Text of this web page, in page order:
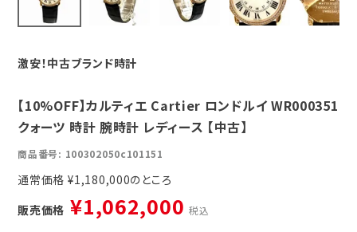
激安！中古ブランド時計
【10%OFF】カルティエ Cartier ロンドルイ WR000351
クォーツ 時計 腕時計 レディース 【中古】
商品番号 100302050c101151
通常価格 ¥1,180,000
販売価格 ¥1,062,000 税込